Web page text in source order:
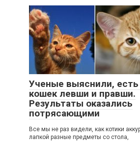
Ученые выяснили,
кошек левши и правши.
Результаты оказались
потрясающими
Все мы не раз видели, как котики
лапкой разные предметы со стола,